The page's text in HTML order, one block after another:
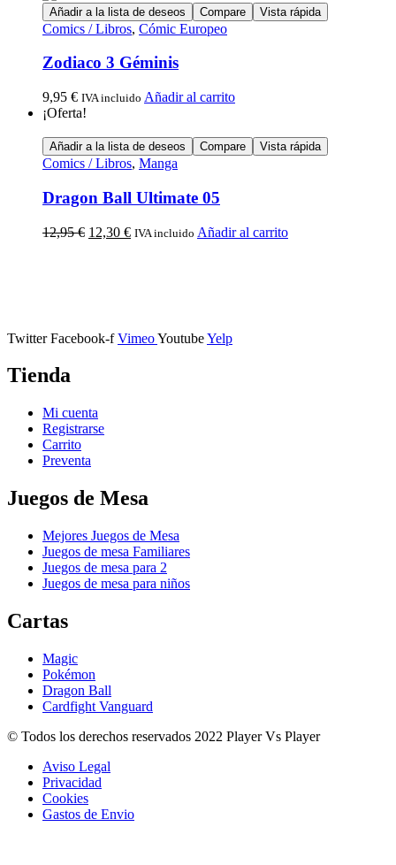
Añadir a la lista de deseos Compare Vista rápida
Comics / Libros, Cómic Europeo
Zodiaco 3 Géminis
9,95 € IVA incluido Añadir al carrito
¡Oferta!
Añadir a la lista de deseos Compare Vista rápida
Comics / Libros, Manga
Dragon Ball Ultimate 05
12,95€ 12,30 € IVA incluido Añadir al carrito
Twitter Facebook-f VimeoYoutubeYelp
Tienda
Mi cuenta
Registrarse
Carrito
Preventa
Juegos de Mesa
Mejores Juegos de Mesa
Juegos de mesa Familiares
Juegos de mesa para 2
Juegos de mesa para niños
Cartas
Magic
Pokémon
Dragon Ball
Cardfight Vanguard
© Todos los derechos reservados 2022 Player Vs Player
Aviso Legal
Privacidad
Cookies
Gastos de Envio